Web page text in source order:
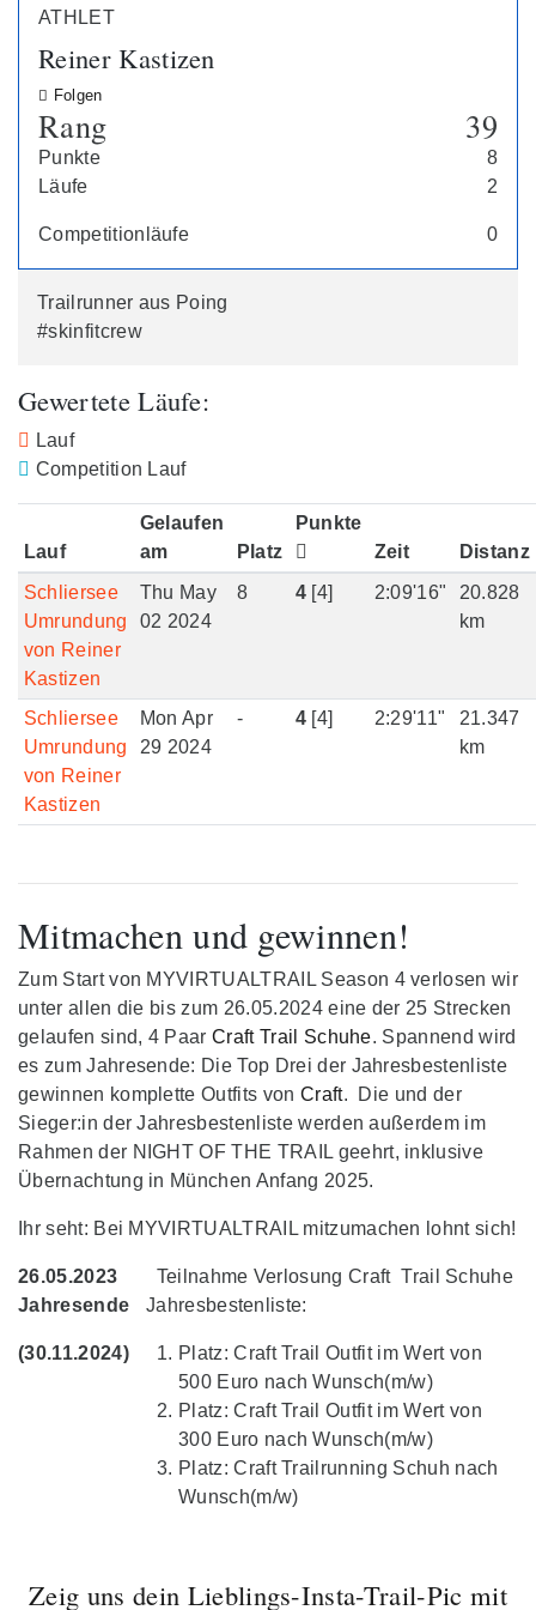
ATHLET
Reiner Kastizen
Folgen
Rang 39
Punkte
8
Läufe
2
Competitionläufe 0
Trailrunner aus Poing
#skinfitcrew
Gewertete Läufe:
Lauf
Competition Lauf
Lauf
Gelaufen
am
Platz
Punkte
Zeit
Distanz
Schliersee
Umrundung
von Reiner
Kastizen
Thu May
02 2024
8 4 [4] 2:09'16"
20.828
km
Schliersee
Umrundung
von Reiner
Kastizen
Mon Apr
29 2024
- 4 [4] 2:29'11"
21.347
km
Mitmachen und gewinnen!
Zum Start von MYVIRTUALTRAIL Season 4 verlosen wir
unter allen die bis zum 26.05.2024 eine der 25 Strecken
gelaufen sind, 4 PaarCraft Trail Schuhe. Spannend wird
es zum Jahresende: Die Top Drei der Jahresbestenliste
gewinnen komplette Outfits von Craft. Die und der
Sieger:in der Jahresbestenliste werden außerdem im
Rahmen der NIGHT OF THE TRAIL geehrt, inklusive
Übernachtung in München Anfang 2025.
Ihr seht: Bei MYVIRTUALTRAIL mitzumachen lohnt sich!
26.05.2023
Teilnahme Verlosung Craft Trail Schuhe
Jahresende
(30.11.2024)
Jahresbestenliste:
Platz: Craft Trail Outfit im Wert von
500 Euro nach Wunsch(m/w)
Platz: Craft Trail Outfit im Wert von
300 Euro nach Wunsch(m/w)
Platz: Craft Trailrunning Schuh nach
Wunsch(m/w)
Zeig uns dein Lieblings-Insta-Trail-Pic mit